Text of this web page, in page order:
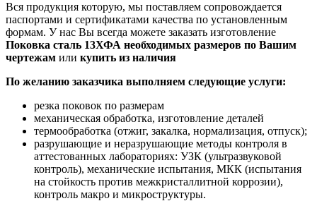
Вся продукция которую, мы поставляем сопровождается
паспортами и сертификатами качества по установленным
формам. У нас Вы всегда можете заказать изготовление
Поковка сталь 13ХФА необходимых размеров по Вашим
чертежам или купить из наличия
По желанию заказчика выполняем следующие услуги:
резка поковок по размерам
механическая обработка, изготовление деталей
термообработка (отжиг, закалка, нормализация, отпуск);
разрушающие и неразрушающие методы контроля в
аттестованных лабораториях: УЗК (ультразвуковой
контроль), механические испытания, МКК (испытания
на стойкость против межкристаллитной коррозии),
контроль макро и микроструктуры.